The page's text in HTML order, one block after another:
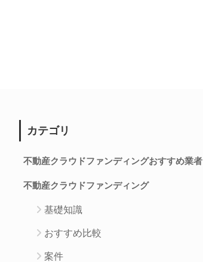
カテゴリ
不動産クラウドファンディングおすすめ業者
不動産クラウドファンディング
基礎知識
おすすめ比較
案件